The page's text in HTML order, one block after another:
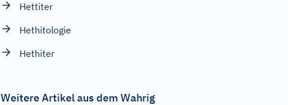
Hettiter
Hethitologie
Hethiter
Weitere Artikel aus dem Wahrig